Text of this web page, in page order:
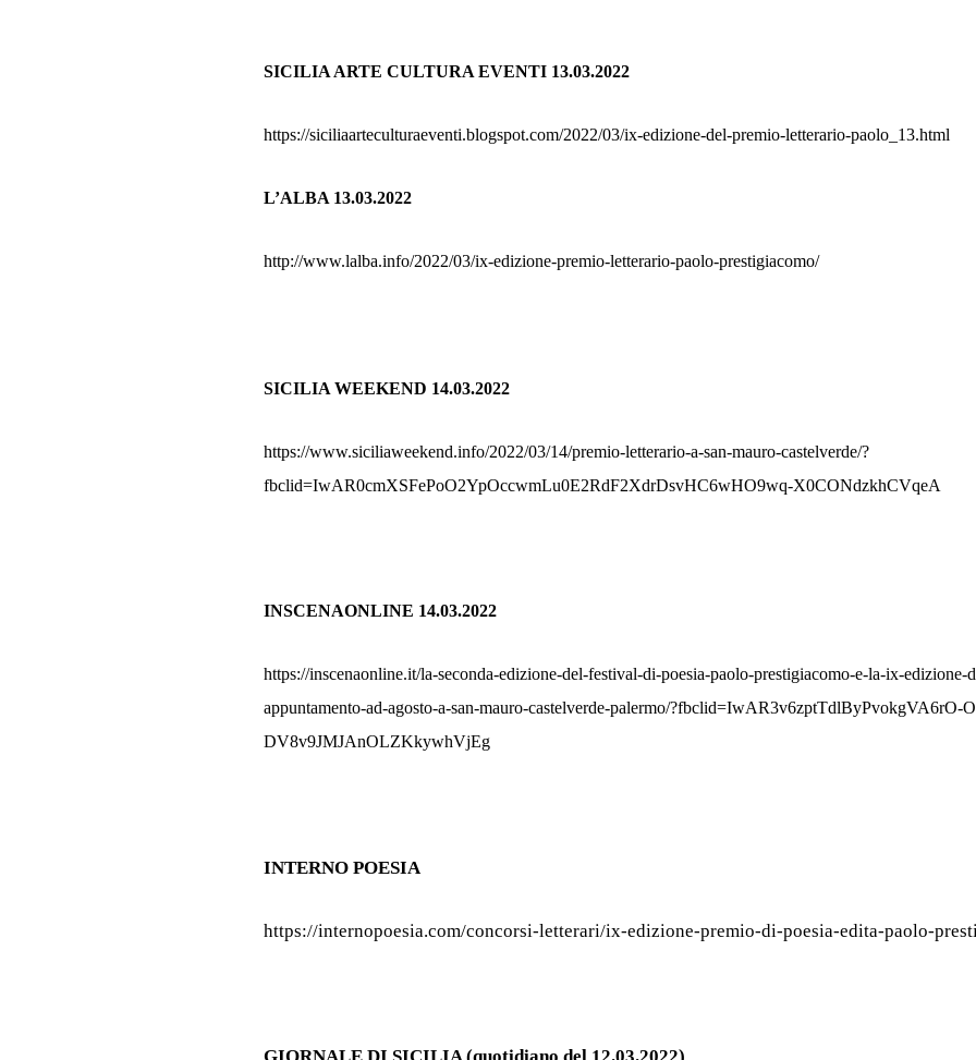
SICILIA ARTE CULTURA EVENTI 13.03.2022
https://siciliaarteculturaeventi.blogspot.com/2022/03/ix-edizione-del-premio-letterario-paolo_13.html
L’ALBA 13.03.2022
http://www.lalba.info/2022/03/ix-edizione-premio-letterario-paolo-prestigiacomo/
SICILIA WEEKEND 14.03.2022
https://www.siciliaweekend.info/2022/03/14/premio-letterario-a-san-mauro-castelverde/?
fbclid=IwAR0cmXSFePoO2YpOccwmLu0E2RdF2XdrDsvHC6wHO9wq-X0CONdzkhCVqeA
INSCENAONLINE 14.03.2022
https://inscenaonline.it/la-seconda-edizione-del-festival-di-poesia-paolo-prestigiacomo-e-la-ix-
appuntamento-ad-agosto-a-san-mauro-castelverde-palermo/?fbclid=IwAR3v6zptTdlByPvokgVA6rO-
DV8v9JMJAnOLZKkywhVjEg
INTERNO POESIA
https://internopoesia.com/concorsi-letterari/ix-edizione-premio-di-poesia-edita-paolo-